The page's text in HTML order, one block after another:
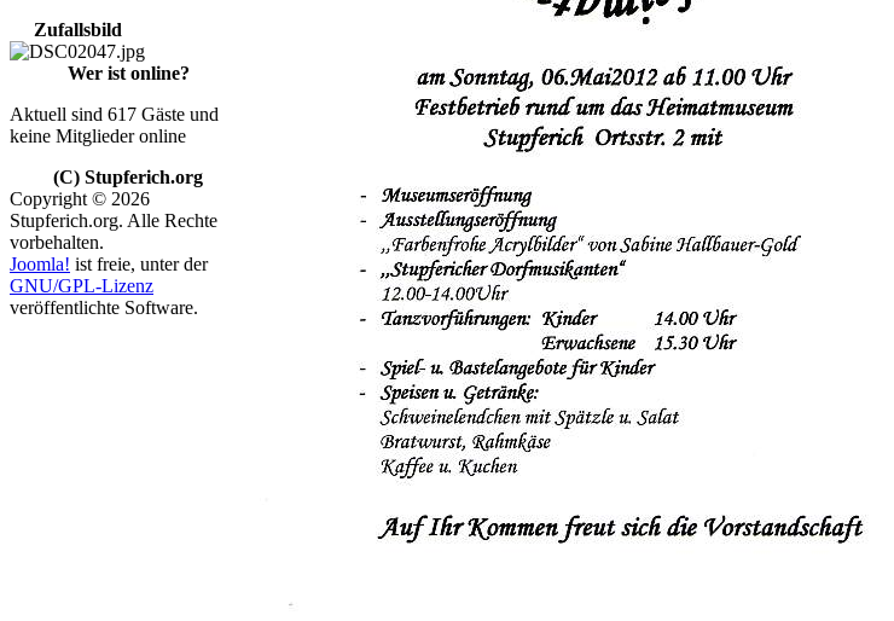
Zufallsbild
Wer ist online?
Aktuell sind 617 Gäste und
keine Mitglieder online
(C) Stupferich.org
Copyright © 2026
Stupferich.org. Alle Rechte
vorbehalten.
Joomla! ist freie, unter der
GNU/GPL-Lizenz
veröffentlichte Software.